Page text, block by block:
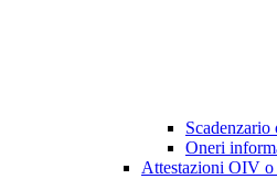
Oneri
Attestazioni OIV o